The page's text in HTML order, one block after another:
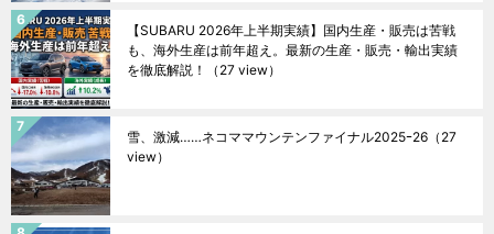
【SUBARU 2026年上半期実績】国内生産・販売は苦戦
も、海外生産は前年超え。最新の生産・販売・輸出実績
を徹底解説！
（27 view）
雪、激減……ネコママウンテンファイナル2025ｰ26 （27
view）